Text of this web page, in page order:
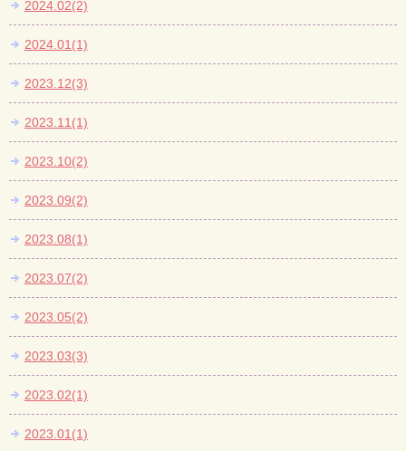
2024.02(2)
2024.01(1)
2023.12(3)
2023.11(1)
2023.10(2)
2023.09(2)
2023.08(1)
2023.07(2)
2023.05(2)
2023.03(3)
2023.02(1)
2023.01(1)